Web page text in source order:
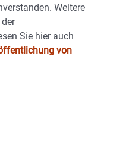
Weitere
Sie hier auch
von